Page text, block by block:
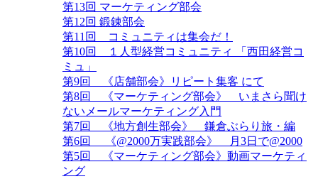
第13回 マーケティング部会
第12回 鍛錬部会
第11回 コミュニティは集会だ！
第10回 １人型経営コミュニティ 「西田経営コ
ミュ」
第9回 《店舗部会》リピート集客 にて
第8回 《マーケティング部会》 いまさら聞け
ないメールマーケティング入門
第7回 《地方創生部会》 鎌倉ぶらり旅・編
第6回 《@2000万実践部会》 月3日で@2000
第5回 《マーケティング部会》動画マーケティ
ング